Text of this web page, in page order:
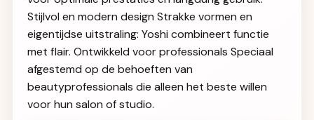
Stijlvol en modern design Strakke vormen en
eigentijdse uitstraling: Yoshi combineert functie
met flair. Ontwikkeld voor professionals Speciaal
afgestemd op de behoeften van
beautyprofessionals die alleen het beste willen
voor hun salon of studio.